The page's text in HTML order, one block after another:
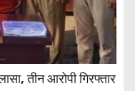
तीन आरोपी गिरफ्तार